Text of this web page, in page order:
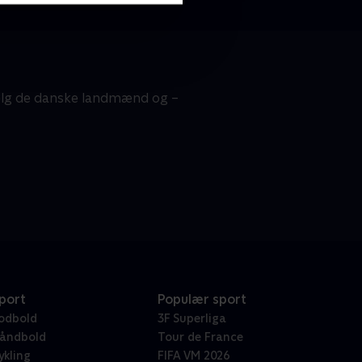
de danske landmænd og –
Populær sport
3F Superliga
Tour de France
FIFA VM 2026